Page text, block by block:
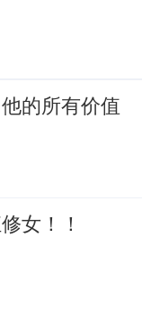
的所有价值
女！！